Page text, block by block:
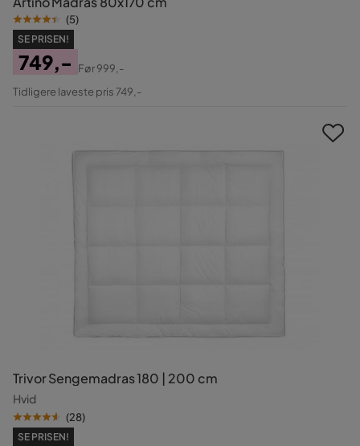
(5)
SE PRISEN!
Pris
749,-
Original
Før999,-
Tidligere laveste pris 749,-
Trivor Sengemadras 180 | 200 cm
Hvid
(28)
SE PRISEN!